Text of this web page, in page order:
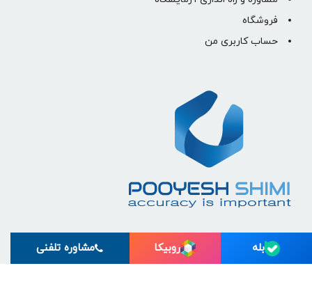
فروشگاه
حساب کاربری من
بله روبیکا مشاوره تلفنی